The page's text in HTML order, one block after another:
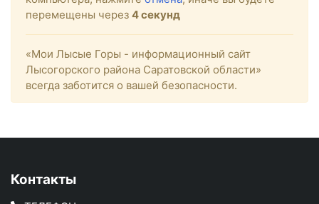
перемещены через 4секунд
«Мои Лысые Горы - информационный сайт
Лысогорского района Саратовской области»
всегда заботится о вашей безопасности.
Контакты